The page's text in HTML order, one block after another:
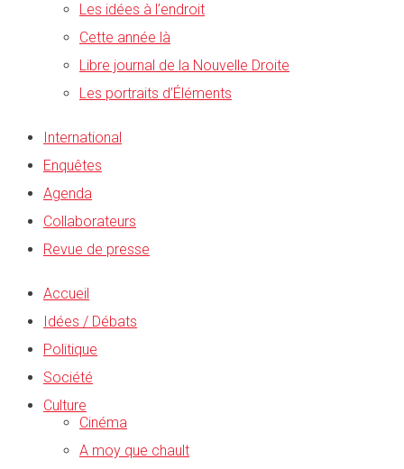
Les idées à l’endroit
Cette année là
Libre journal de la Nouvelle Droite
Les portraits d’Éléments
International
Enquêtes
Agenda
Collaborateurs
Revue de presse
Accueil
Idées / Débats
Politique
Société
Culture
Cinéma
A moy que chault